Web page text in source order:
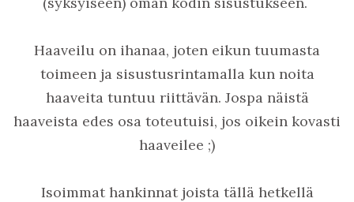
Haaveilu on ihanaa, joten eikun tuumasta
toimeen ja sisustusrintamalla kun noita
haaveita tuntuu riittävän. Jospa näistä
haaveista edes osa toteutuisi, jos oikein kovasti
haaveilee ;)
Isoimmat hankinnat joista tällä hetkellä